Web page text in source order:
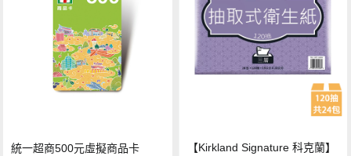
統一超商500元虛擬商品卡
【Kirkland Signature 科克蘭】